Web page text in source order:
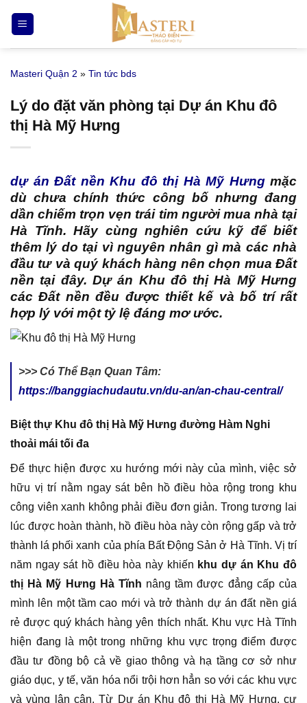
qua
nội
Masteri Quận 2 » Tin tức bds
Lý do đặt văn phòng tại Dự án Khu đô
thị Hà Mỹ Hưng
dự án Đất nền Khu đô thị Hà Mỹ Hưngmặc
dù chưa chính thức công bố nhưng đang
dần chiếm trọn vẹn trái tim người mua nhà tại
Hà Tĩnh. Hãy cùng nghiên cứu kỹ để biết
thêm lý do tại vì nguyên nhân gì mà các nhà
đầu tư và quý khách hàng nên chọn mua Đất
nền tại đây. Dự án Khu đô thị Hà Mỹ Hưng
các Đất nền đều được thiết kế và bố trí rất
hợp lý với một tỷ lệ đáng mơ ước.
>>> Có Thể Bạn Quan Tâm:
https://banggiachudautu.vn/du-an/an-chau-central/
Biệt thự Khu đô thị Hà Mỹ Hưng đường Hàm Nghi
thoải mái tối đa
Để thực hiện được xu hướng mới này của mình, việc sở
hữu vị trí nằm ngay sát bên hồ điều hòa rộng trong khu
công viên xanh không phải điều đơn giản. Trong tương lai
lúc được hoàn thành, hồ điều hòa này còn rộng gấp và trở
thành lá phối xanh của phía Bất Động Sản ở Hà Tĩnh. Vị trí
năm ngay sát hồ điều hòa này khiến khu dự án Khu đô
thị Hà Mỹ Hưng Hà Tĩnh nâng tầm được đẳng cấp của
mình lên một tầm cao mới và trở thành dự án đất nền giá
rẻ được quý khách hàng yên thích nhất. Khu vực Hà Tĩnh
hiện đang là một trong những khu vực trọng điểm được
đầu tư đồng bộ cả về giao thông và hạ tầng cơ sở như
giáo dục, y tế, văn hóa nổi trội hơn hẳn so với các khu vực
và vùng lân cận. Từ Dự án Khu đô thị Hà Mỹ Hưng, cư